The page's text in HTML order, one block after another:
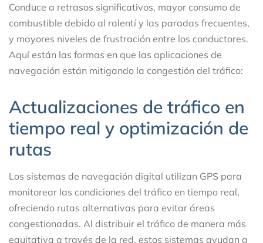
Conduce a retrasos significativos, mayor consumo de
combustible debido al ralentí y las paradas frecuentes,
y mayores niveles de frustración entre los conductores.
Aquí están las formas en que las aplicaciones de
navegación están mitigando la congestión del tráfico:
Actualizaciones de tráfico en
tiempo real y optimización de
rutas
Los sistemas de navegación digital utilizan GPS para
monitorear las condiciones del tráfico en tiempo real,
ofreciendo rutas alternativas para evitar áreas
congestionadas. Al distribuir el tráfico de manera más
equitativa a través de la red, estos sistemas ayudan a